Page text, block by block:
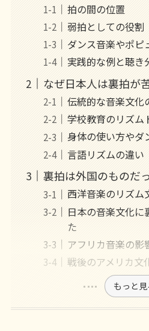
拍の間の位置
弱拍としての役割
ダンス音楽やポピ
実践的な例と聴き
なぜ日本人は裏拍が
伝統的な音楽文化
学校教育のリズム
身体の使い方やダ
言語リズムの違い
裏拍は外国のものだ
西洋音楽のリズム
日本の音楽文化に
た
アフリカ音楽の
戦後のアメリカ文
もっと見